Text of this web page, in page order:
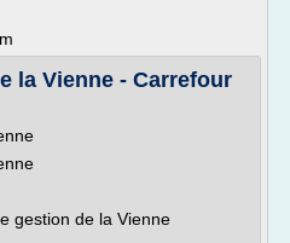
la Vienne - Carrefour
gestion de la Vienne